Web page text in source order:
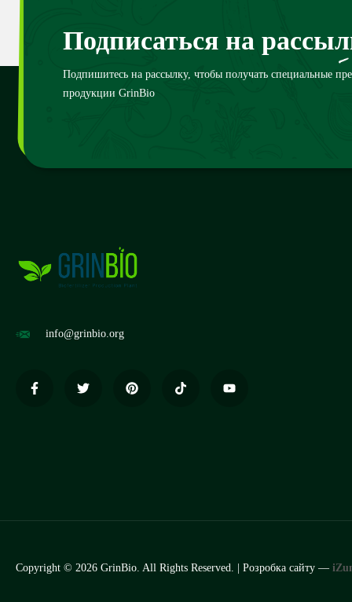
Подписаться на
Подпишитесь на рассылку, чтобы получать специальные
продукции GrinBio
info@grinbio.org
Copyright © 2026 GrinBio. All Rights Reserved. | Розробка сайту —